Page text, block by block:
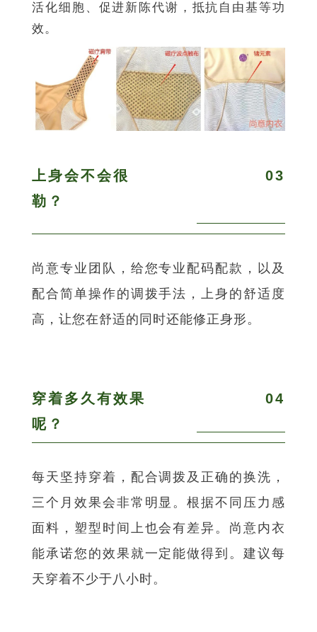
活化细胞、促进新陈代谢，抵抗自由基等功
效。
上身会不会很
勒？
03
尚意专业团队，给您专业配码配款，以及
配合简单操作的调拨手法，上身的舒适度
高，让您在舒适的同时还能修正身形。
穿着多久有效果
呢？
04
每天坚持穿着，配合调拨及正确的换洗，
三个月效果会非常明显。根据不同压力感
面料，塑型时间上也会有差异。尚意内衣
能承诺您的效果就一定能做得到。建议每
天穿着不少于八小时。